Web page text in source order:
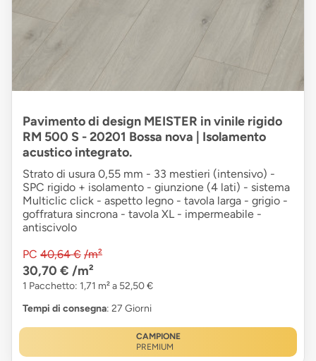
Pavimento di design MEISTER in vinile rigido
RM 500 S - 20201 Bossa nova | Isolamento
acustico integrato.
Strato di usura 0,55 mm - 33 mestieri (intensivo) -
SPC rigido + isolamento - giunzione (4 lati) - sistema
Multiclic click - aspetto legno - tavola larga - grigio -
goffratura sincrona - tavola XL - impermeabile -
antiscivolo
PC 40,64 € /m²
30,70 € /m²
1 Pacchetto: 1,71 m² a 52,50 €
Tempi di consegna: 27 Giorni
CAMPIONE
PREMIUM